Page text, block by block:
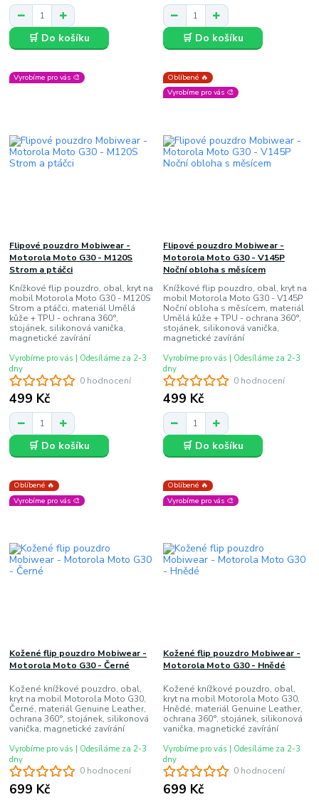
🛒 Do košíku 🛒 Do košíku
Vyrobíme pro vás 🎨
0 hodnocení
Flipové pouzdro Mobiwear -
Motorola Moto G30 - M120S
Strom a ptáčci
Knížkové flip pouzdro, obal, kryt na
mobil Motorola Moto G30 - M120S
Strom a ptáčci, materiál Umělá
kůže + TPU - ochrana 360°,
stojánek, silikonová vanička,
magnetické zavírání
499 Kč
Vyrobíme pro vás | Odesíláme za 2-3
dny
🛒 Do košíku
Oblíbené 🔥
Vyrobíme pro vás 🎨
0 hodnocení
Flipové pouzdro Mobiwear -
Motorola Moto G30 - V145P
Noční obloha s měsícem
Knížkové flip pouzdro, obal, kryt na
mobil Motorola Moto G30 - V145P
Noční obloha s měsícem, materiál
Umělá kůže + TPU - ochrana 360°,
stojánek, silikonová vanička,
magnetické zavírání
499 Kč
Vyrobíme pro vás | Odesíláme za 2-3
dny
🛒 Do košíku
Oblíbené 🔥
Vyrobíme pro vás 🎨
0 hodnocení
Kožené flip pouzdro Mobiwear -
Motorola Moto G30 - Černé
Kožené knížkové pouzdro, obal,
kryt na mobil Motorola Moto G30,
Černé, materiál Genuine Leather,
ochrana 360°, stojánek, silikonová
vanička, magnetické zavírání
699 Kč
Vyrobíme pro vás | Odesíláme za 2-3
dny
Oblíbené 🔥
Vyrobíme pro vás 🎨
0 hodnocení
Kožené flip pouzdro Mobiwear -
Motorola Moto G30 - Hnědé
Kožené knížkové pouzdro, obal,
kryt na mobil Motorola Moto G30,
Hnědé, materiál Genuine Leather,
ochrana 360°, stojánek, silikonová
vanička, magnetické zavírání
699 Kč
Vyrobíme pro vás | Odesíláme za 2-3
dny